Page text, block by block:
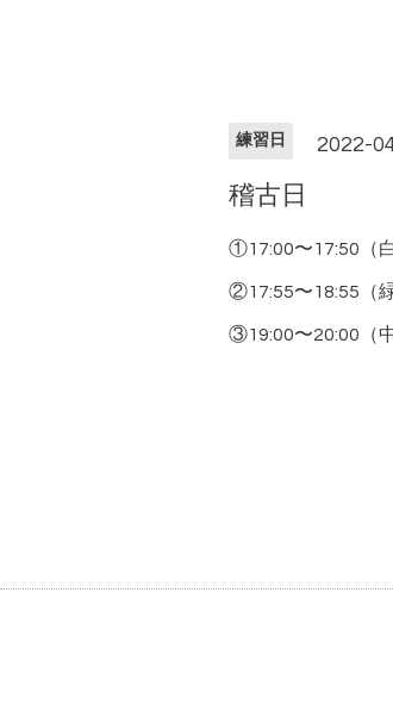
練習日 2022-
稽古日
①17:00〜17:50（
②17:55〜18:55（
③19:00〜20:00（